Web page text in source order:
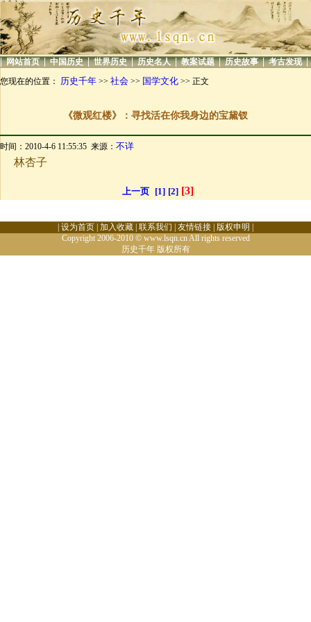
| 网站首页 | 中国历史 | 世界历史 | 历史名人 | 教案试题 | 历史故事 | 考古发现 |
您现在的位置： 历史千年 >> 社会 >> 国学文化 >> 正文
《微观红楼》：寻找活在你我身边的宝黛钗
时间：2010-4-6 11:55:35 来源： 不详
林杏子
上一页 [1] [2] [3]
设为首页 加入收藏 联系我们 友情链接 版权申明
Copyright 2006-2010 © www.lsqn.cn All rights reserved
历史千年版权所有